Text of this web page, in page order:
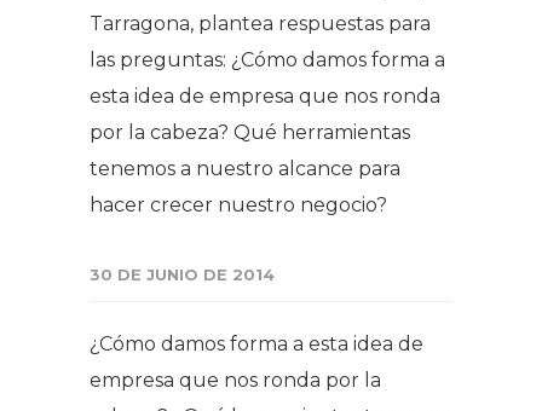
Tarragona, plantea respuestas para
las preguntas: ¿Cómo damos forma a
esta idea de empresa que nos ronda
por la cabeza? Qué herramientas
tenemos a nuestro alcance para
hacer crecer nuestro negocio?​
30 DE JUNIO DE 2014
¿Cómo damos forma a esta idea de
empresa que nos ronda por la